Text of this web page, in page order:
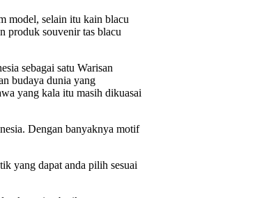
model, selain itu kain blacu
produk souvenir tas blacu
sebagai satu Warisan
budaya dunia yang
yang kala itu masih dikuasai
Dengan banyaknya motif
yang dapat anda pilih sesuai